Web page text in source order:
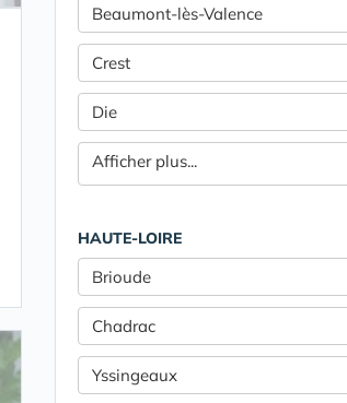
Beaumont-lès-Valence
Crest
Die
Afficher plus...
HAUTE-LOIRE
Brioude
Chadrac
Yssingeaux